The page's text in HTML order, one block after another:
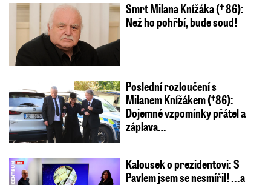
Smrt Milana Knížáka († 86):
Než ho pohřbí, bude soud!
Poslední rozloučení s
Milanem Knížákem (†86):
Dojemné vzpomínky přátel a
záplava…
Kalousek o prezidentovi: S
Pavlem jsem se nesmířil! ...a